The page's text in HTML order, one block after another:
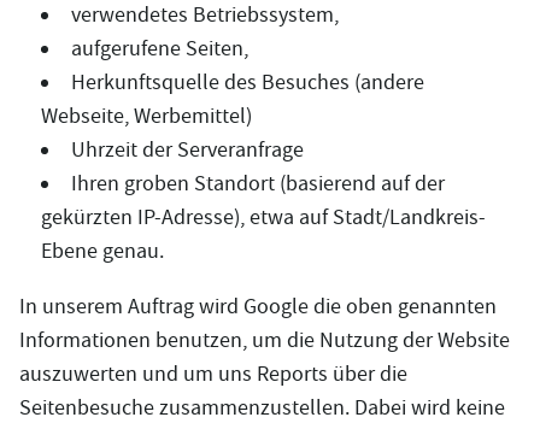
verwendetes Betriebssystem,
aufgerufene Seiten,
Herkunftsquelle des Besuches (andere
Webseite, Werbemittel)
Uhrzeit der Serveranfrage
Ihren groben Standort (basierend auf der
gekürzten IP-Adresse), etwa auf Stadt/Landkreis-
Ebene genau.
In unserem Auftrag wird Google die oben genannten
Informationen benutzen, um die Nutzung der Website
auszuwerten und um uns Reports über die
Seitenbesuche zusammenzustellen. Dabei wird keine